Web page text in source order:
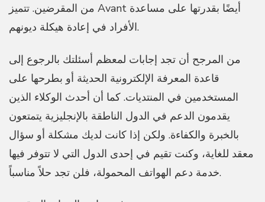
من المقرضين. تتميز Avant أيضًا بقدرتها على مساعدة
الأفراد في إعادة هيكلة ديونهم.
من المرجح أن تجد إجابات لمعظم أسئلتك بالرجوع إلى
قاعدة المعرفة الإلكترونية الحديثة أو بطرحها على
المستخدمين في المنتديات. كما أن أحدث الوكلاء الذين
يقدمون الدعم في الدول الناطقة بالإنجليزية يتمتعون
بالخبرة والكفاءة. ولكن إذا كانت لديك مشكلة أو سؤال
معقد للغاية، وكنت تقيم في إحدى الدول التي لا تتوفر فيها
خدمة دعم الهواتف المحمولة، فلن تجد حلاً مناسباً.